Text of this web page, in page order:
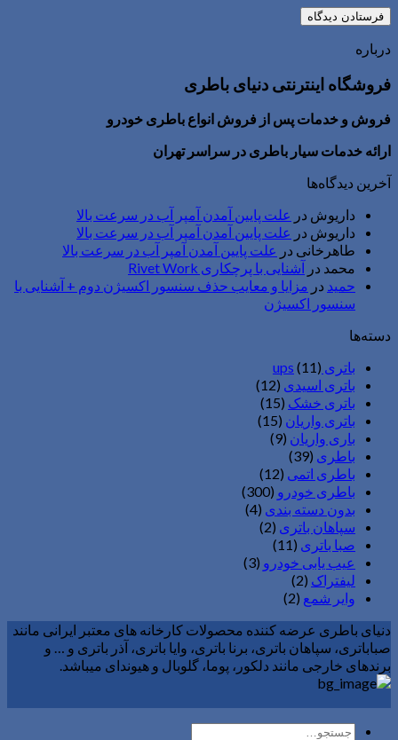
درباره
فروشگاه اینترنتی دنیای باطری
فروش و خدمات پس از فروش انواع باطری خودرو
ارائه خدمات سیار باطری در سراسر تهران
آخرین دیدگاه‌ها
داریوش در علت پایین آمدن آمپر آب در سرعت بالا
داریوش در علت پایین آمدن آمپر آب در سرعت بالا
طاهرخانی در علت پایین آمدن آمپر آب در سرعت بالا
محمد در آشنایی با پرچکاری Rivet Work
حمید در مزایا و معایب حذف سنسور اکسیژن دوم + آشنایی با
سنسور اکسیژن
دسته‌ها
باتری ups (11)
باتری اسیدی (12)
باتری خشک (15)
باتری واریان (15)
باری واریان (9)
باطری (39)
باطری اتمی (12)
باطری خودرو (300)
بدون دسته بندی (4)
سپاهان باتری (2)
صبا باتری (11)
عیب یابی خودرو (3)
لیفتراک (2)
وایر شمع (2)
دنیای باطری عرضه کننده محصولات کارخانه های معتبر ایرانی مانند
صباباتری، سپاهان باتری، برنا باتری، وایا باتری، آذر باتری و … و
برندهای خارجی مانند دلکور، پوما، گلوبال و هیوندای میباشد.
جستجو